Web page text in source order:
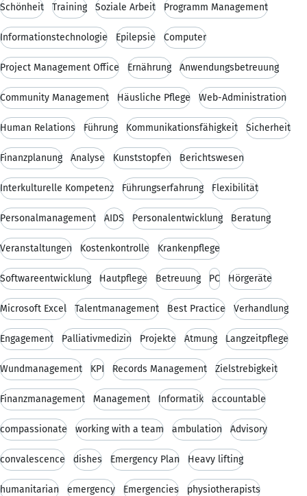
Schönheit Training Soziale Arbeit Programm Management
Informationstechnologie Epilepsie Computer
Project Management Office Ernährung Anwendungsbetreuung
Community Management Häusliche Pflege Web-Administration
Human Relations Führung Kommunikationsfähigkeit Sicherheit
Finanzplanung Analyse Kunststopfen Berichtswesen
Interkulturelle Kompetenz Führungserfahrung Flexibilität
Personalmanagement AIDS Personalentwicklung Beratung
Veranstaltungen Kostenkontrolle Krankenpflege
Softwareentwicklung Hautpflege Betreuung PC Hörgeräte
Microsoft Excel Talentmanagement Best Practice Verhandlung
Engagement Palliativmedizin Projekte Atmung Langzeitpflege
Wundmanagement KPI Records Management Zielstrebigkeit
Finanzmanagement Management Informatik accountable
compassionate working with a team ambulation Advisory
convalescence dishes Emergency Plan Heavy lifting
humanitarian emergency Emergencies physiotherapists